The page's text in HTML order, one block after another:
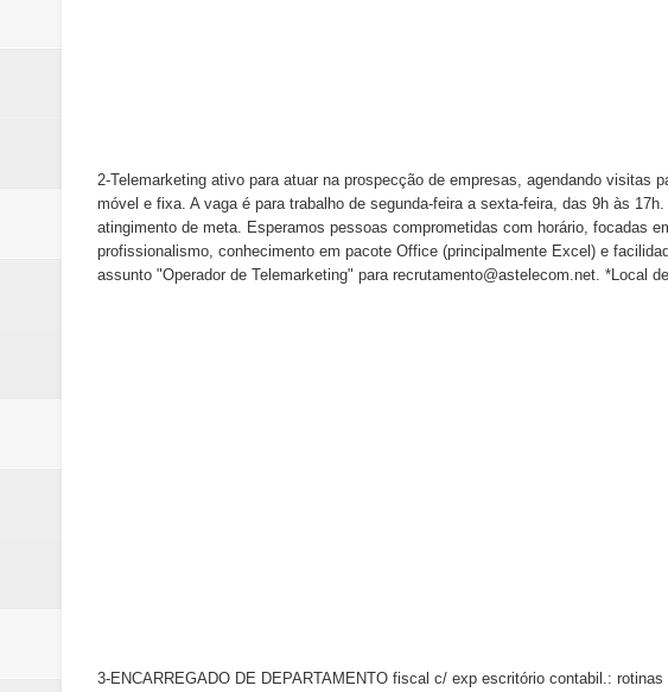
2-Telemarketing ativo para atuar na prospecção de empresas, agendando visitas
móvel e fixa. A vaga é para trabalho de segunda-feira a sexta-feira, das 9h às
atingimento de meta. Esperamos pessoas comprometidas com horário, focadas
profissionalismo, conhecimento em pacote Office (principalmente Excel) e
assunto "Operador de Telemarketing" para recrutamento@astelecom.net. *Local
3-ENCARREGADO DE DEPARTAMENTO fiscal c/ exp escritório contabil.: